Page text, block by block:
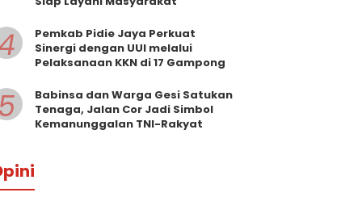
Pemkab Pidie Jaya Perkuat
Sinergi dengan UUI melalui
Pelaksanaan KKN di 17 Gampong
Babinsa dan Warga Gesi Satukan
Tenaga, Jalan Cor Jadi Simbol
Kemanunggalan TNI-Rakyat